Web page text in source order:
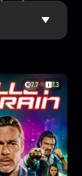
7.7 7.3